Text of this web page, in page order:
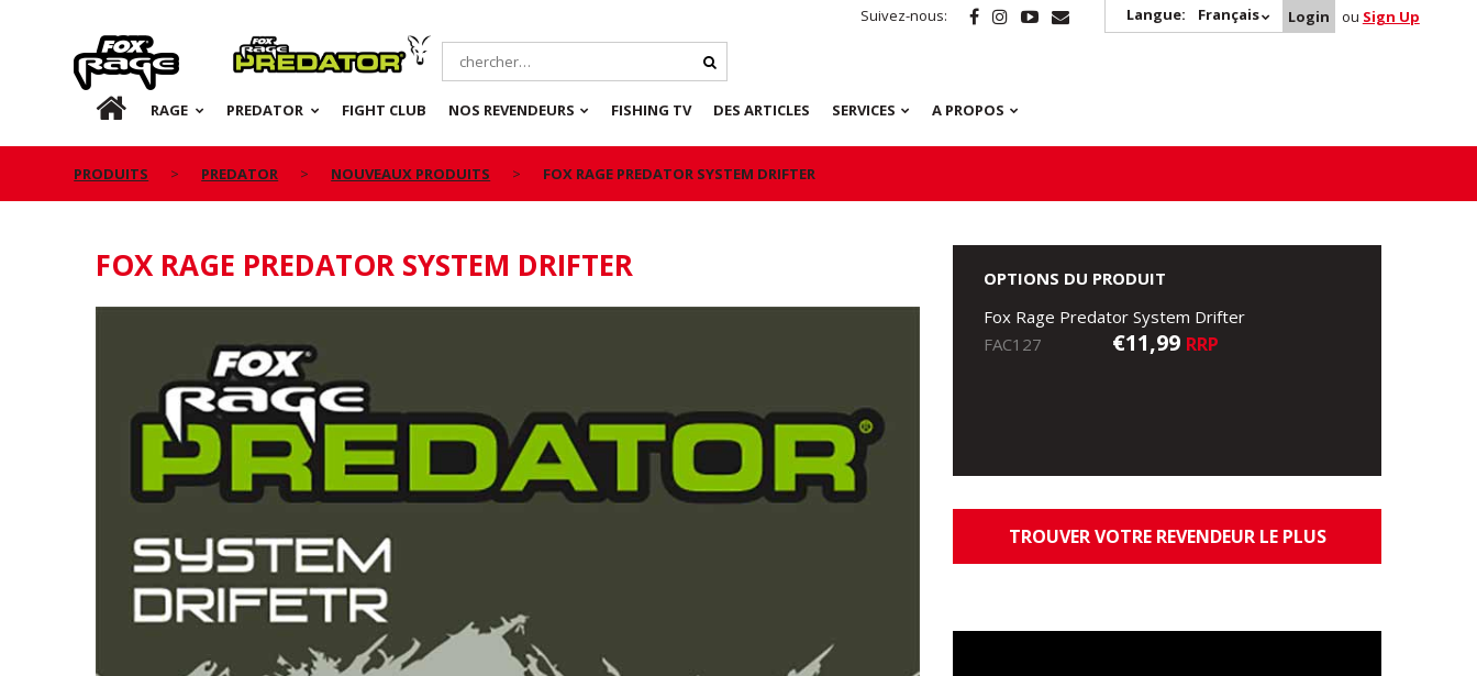
Suivez-nous: Langue: Français Login ou Sign Up
Rage Predator
FR RAGE PREDATOR FIGHT CLUB NOS REVENDEURS FISHING TV DES ARTICLES SERVICES A PROPOS
PRODUITS PREDATOR NOUVEAUX PRODUITS FOX RAGE PREDATOR SYSTEM DRIFTER
FOX RAGE PREDATOR SYSTEM DRIFTER
OPTIONS DU PRODUIT
Fox Rage Predator System Drifter
FAC127
€11,99 RRP
TROUVER VOTRE REVENDEUR LE PLUS